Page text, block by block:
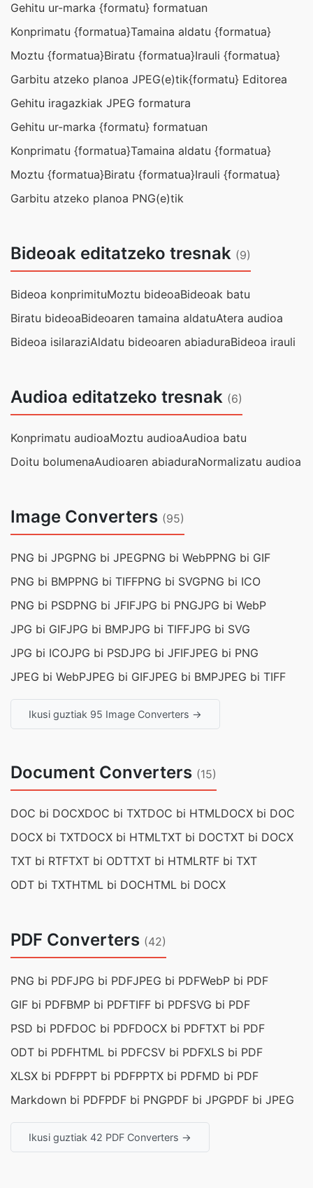
Gehitu ur-marka {formatu} formatuan
Konprimatu {formatua}Tamaina aldatu {formatua}
Moztu {formatua}Biratu {formatua}Irauli {formatua}
Garbitu atzeko planoa JPEG(e)tik{formatu} Editorea
Gehitu iragazkiak JPEG formatura
Gehitu ur-marka {formatu} formatuan
Konprimatu {formatua}Tamaina aldatu {formatua}
Moztu {formatua}Biratu {formatua}Irauli {formatua}
Garbitu atzeko planoa PNG(e)tik
Bideoak editatzeko tresnak (9)
Bideoa konprimituMoztu bideoaBideoak batu
Biratu bideoaBideoaren tamaina aldatuAtera audioa
Bideoa isilaraziAldatu bideoaren abiaduraBideoa irauli
Audioa editatzeko tresnak (6)
Konprimatu audioaMoztu audioaAudioa batu
Doitu bolumenaAudioaren abiaduraNormalizatu audioa
Image Converters (95)
PNG bi JPGPNG bi JPEGPNG bi WebPPNG bi GIF
PNG bi BMPPNG bi TIFFPNG bi SVGPNG bi ICO
PNG bi PSDPNG bi JFIFJPG bi PNGJPG bi WebP
JPG bi GIFJPG bi BMPJPG bi TIFFJPG bi SVG
JPG bi ICOJPG bi PSDJPG bi JFIFJPEG bi PNG
JPEG bi WebPJPEG bi GIFJPEG bi BMPJPEG bi TIFF
Ikusi guztiak 95 Image Converters →
Document Converters (15)
DOC bi DOCXDOC bi TXTDOC bi HTMLDOCX bi DOC
DOCX bi TXTDOCX bi HTMLTXT bi DOCTXT bi DOCX
TXT bi RTFTXT bi ODTTXT bi HTMLRTF bi TXT
ODT bi TXTHTML bi DOCHTML bi DOCX
PDF Converters (42)
PNG bi PDFJPG bi PDFJPEG bi PDFWebP bi PDF
GIF bi PDFBMP bi PDFTIFF bi PDFSVG bi PDF
PSD bi PDFDOC bi PDFDOCX bi PDFTXT bi PDF
ODT bi PDFHTML bi PDFCSV bi PDFXLS bi PDF
XLSX bi PDFPPT bi PDFPPTX bi PDFMD bi PDF
Markdown bi PDFPDF bi PNGPDF bi JPGPDF bi JPEG
Ikusi guztiak 42 PDF Converters →